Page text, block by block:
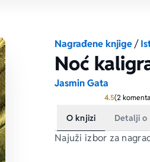
Nagrađene knjige/
Noć
Jasmin Gata
4.5Prosecna
(2
O knjizi Detalji o
Najuži izbor za